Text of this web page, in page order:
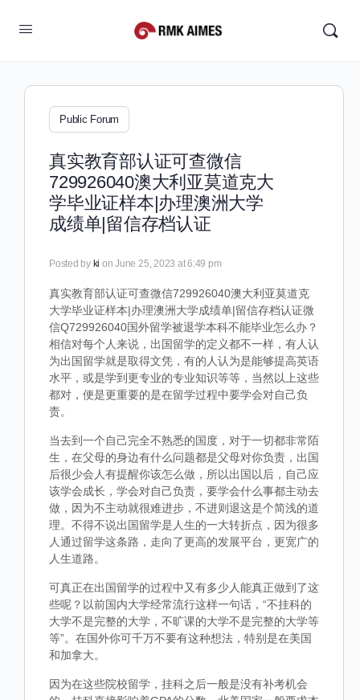
Public Forum
真实教育部认证可查微信
729926040澳大利亚莫道克大
学毕业证样本|办理澳洲大学
成绩单|留信存档认证
Posted by ki on June 25, 2023 at 6:49 pm
真实教育部认证可查微信729926040澳大利亚莫道克
大学毕业证样本|办理澳洲大学成绩单|留信存档认证微
信Q729926040国外留学被退学本科不能毕业怎么办？
相信对每个人来说，出国留学的定义都不一样，有人认
为出国留学就是取得文凭，有的人认为是能够提高英语
水平，或是学到更专业的专业知识等等，当然以上这些
都对，便是更重要的是在留学过程中要学会对自己负
责。
当去到一个自己完全不熟悉的国度，对于一切都非常陌
生，在父母的身边有什么问题都是父母对你负责，出国
后很少会人有提醒你该怎么做，所以出国以后，自己应
该学会成长，学会对自己负责，要学会什么事都主动去
做，因为不主动就很难进步，不进则退这是个简浅的道
理。不得不说出国留学是人生的一大转折点，因为很多
人通过留学这条路，走向了更高的发展平台，更宽广的
人生道路。
可真正在出国留学的过程中又有多少人能真正做到了这
些呢？以前国内大学经常流行这样一句话，“不挂科的
大学不是完整的大学，不旷课的大学不是完整的大学等
等”。在国外你可千万不要有这种想法，特别是在美国
和加拿大。
因为在这些院校留学，挂科之后一般是没有补考机会